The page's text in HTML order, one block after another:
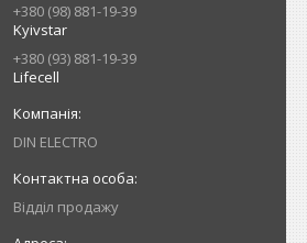
+380 (98) 881-19-39
Kyivstar
+380 (93) 881-19-39
Lifecell
DIN ELECTRO
Відділ продажу